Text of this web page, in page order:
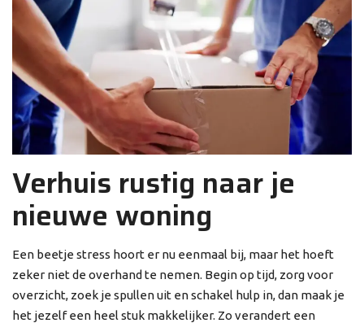
Verhuis rustig naar je
nieuwe woning
Een beetje stress hoort er nu eenmaal bij, maar het hoeft
zeker niet de overhand te nemen. Begin op tijd, zorg voor
overzicht, zoek je spullen uit en schakel hulp in, dan maak je
het jezelf een heel stuk makkelijker. Zo verandert een